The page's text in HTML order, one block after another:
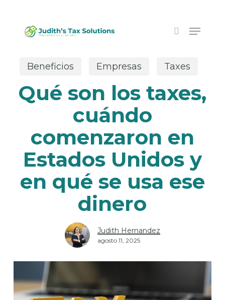
content
search
Menu
Beneficios Empresas Taxes
Qué son los taxes,
cuándo
comenzaron en
Estados Unidos y
en qué se usa ese
dinero
Judith Hernandez
agosto 11, 2025